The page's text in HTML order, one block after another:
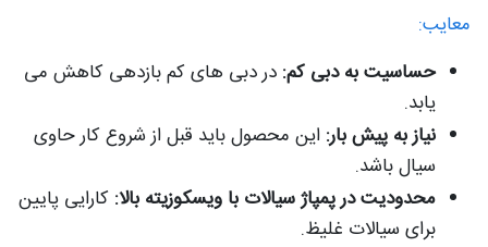
معایب:
حساسیت به دبی کم: در دبی های کم بازدهی کاهش می
یابد.
نیاز به پیش بار: این محصول باید قبل از شروع کار حاوی
سیال باشد.
محدودیت در پمپاژ سیالات با ویسکوزیته بالا: کارایی پایین
برای سیالات غلیظ.